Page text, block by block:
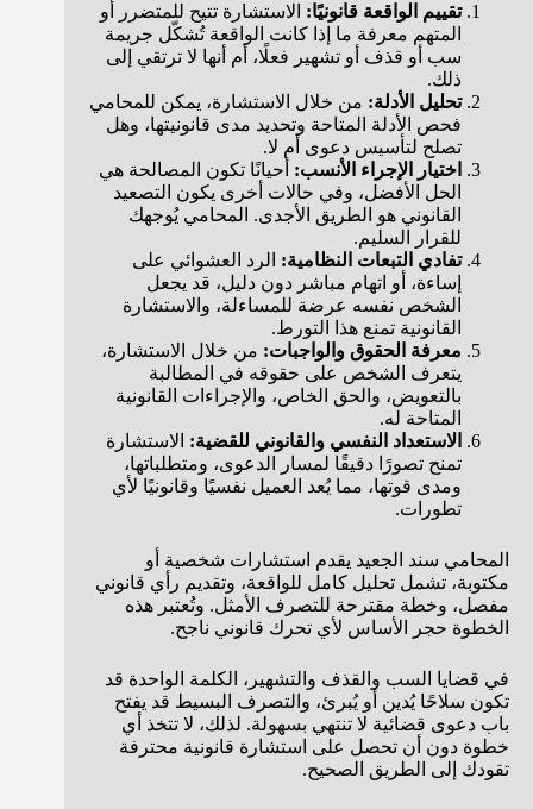
تقييم الواقعة قانونيًا: الاستشارة تتيح للمتضرر أو
المتهم معرفة ما إذا كانت الواقعة تُشكّل جريمة
سب أو قذف أو تشهير فعلًا، أم أنها لا ترتقي إلى
ذلك.
تحليل الأدلة: من خلال الاستشارة، يمكن للمحامي
فحص الأدلة المتاحة وتحديد مدى قانونيتها، وهل
تصلح لتأسيس دعوى أم لا.
اختيار الإجراء الأنسب: أحيانًا تكون المصالحة هي
الحل الأفضل، وفي حالات أخرى يكون التصعيد
القانوني هو الطريق الأجدى. المحامي يُوجهك
للقرار السليم.
تفادي التبعات النظامية: الرد العشوائي على
إساءة، أو اتهام مباشر دون دليل، قد يجعل
الشخص نفسه عرضة للمساءلة، والاستشارة
القانونية تمنع هذا التورط.
معرفة الحقوق والواجبات: من خلال الاستشارة،
يتعرف الشخص على حقوقه في المطالبة
بالتعويض، والحق الخاص، والإجراءات القانونية
المتاحة له.
الاستعداد النفسي والقانوني للقضية: الاستشارة
تمنح تصورًا دقيقًا لمسار الدعوى، ومتطلباتها،
ومدى قوتها، مما يُعد العميل نفسيًا وقانونيًا لأي
تطورات.
المحامي سند الجعيد يقدم استشارات شخصية أو
مكتوبة، تشمل تحليل كامل للواقعة، وتقديم رأي قانوني
مفصل، وخطة مقترحة للتصرف الأمثل. وتُعتبر هذه
الخطوة حجر الأساس لأي تحرك قانوني ناجح.
في قضايا السب والقذف والتشهير، الكلمة الواحدة قد
تكون سلاحًا يُدين أو يُبرئ، والتصرف البسيط قد يفتح
باب دعوى قضائية لا تنتهي بسهولة. لذلك، لا تتخذ أي
خطوة دون أن تحصل على استشارة قانونية محترفة
تقودك إلى الطريق الصحيح.